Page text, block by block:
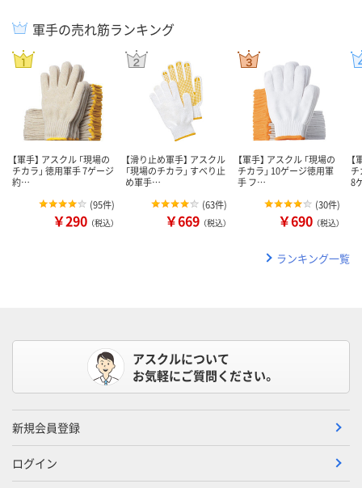
軍手の売れ筋ランキング
【軍手】 アスクル 「現場の
チカラ」 徳用軍手 7ゲージ
約…
(95件)
￥290 （税込）
【滑り止め軍手】 アスクル
「現場のチカラ」 すべり止
め軍手…
(63件)
￥669 （税込）
【軍手】 アスクル 「現場の
チカラ」 10ゲージ徳用軍
手 フ…
(30件)
￥690 （税込）
【
チ
8
ランキング一覧
アスクルについて
お気軽にご質問ください。
新規会員登録
ログイン